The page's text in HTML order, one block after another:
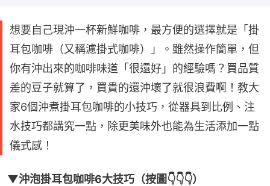
想要自己現沖一杯新鮮咖啡，最方便的選擇就是「掛
耳包咖啡（又稱濾掛式咖啡）」。雖然操作簡單，但
你有沖出來的咖啡味道「很還好」的經驗嗎？買品質
差的豆子就算了，買貴的還沖壞了就很浪費啊！教大
家6個沖煮掛耳包咖啡的小技巧，從器具到比例、注
水技巧都講究一點，除更美味外也能為生活添加一點
儀式感！
▼沖泡掛耳包咖啡6大技巧（按圖👇👇👇）